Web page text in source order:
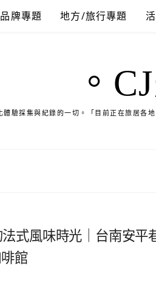
品牌專題 地方/旅行專題
。
體驗採集與紀錄的一切。「目前正在旅居各
式風味時光｜台南安平
館